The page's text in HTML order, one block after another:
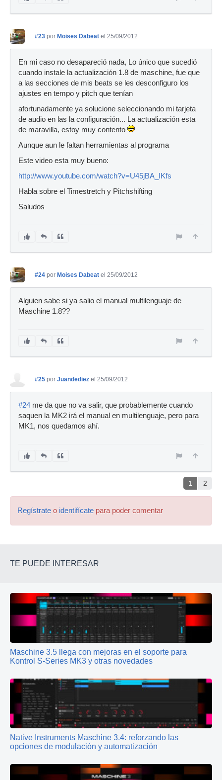
#23 por Moises Dabeat el 25/09/2012
En mi caso no desapareció nada, Lo único que sucedió
cuando instale la actualización 1.8 de maschine, fue que
a las secciones de mis beats se les desconfiguro los
ajustes en tempo y pitch que tenían
afortunadamente ya solucione seleccionando mi tarjeta
de audio en las la configuración... La actualización esta
de maravilla, estoy muy contento
Aunque aun le faltan herramientas al programa
Este video esta muy bueno:
http://www.youtube.com/watch?v=U45jBA_IKfs
Habla sobre el Timestretch y Pitchshifting
Saludos
#24 por Moises Dabeat el 25/09/2012
Alguien sabe si ya salio el manual multilenguaje de
Maschine 1.8??
#25 por Juandediez el 25/09/2012
#24 me da que no va salir, que probablemente cuando
saquen la MK2 irá el manual en multilenguaje, pero para
MK1, nos quedamos ahí.
1 2
Regístrate o identifícate para poder comentar
TE PUEDE INTERESAR
Maschine 3.5 llega con mejoras en el soporte para
Kontrol S-Series MK3 y otras novedades
Native Instruments Maschine 3.4: reforzando las
opciones de modulación y automatización